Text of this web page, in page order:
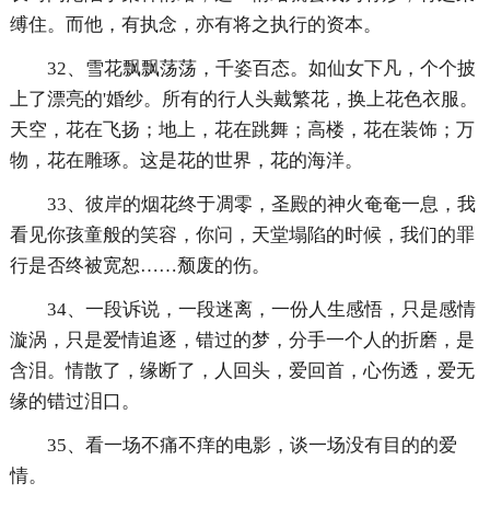
缚住。而他，有执念，亦有将之执行的资本。
32、雪花飘飘荡荡，千姿百态。如仙女下凡，个个披
上了漂亮的'婚纱。所有的行人头戴繁花，换上花色衣服。
天空，花在飞扬；地上，花在跳舞；高楼，花在装饰；万
物，花在雕琢。这是花的世界，花的海洋。
33、彼岸的烟花终于凋零，圣殿的神火奄奄一息，我
看见你孩童般的笑容，你问，天堂塌陷的时候，我们的罪
行是否终被宽恕……颓废的伤。
34、一段诉说，一段迷离，一份人生感悟，只是感情
漩涡，只是爱情追逐，错过的梦，分手一个人的折磨，是
含泪。情散了，缘断了，人回头，爱回首，心伤透，爱无
缘的错过泪口。
35、看一场不痛不痒的电影，谈一场没有目的的爱
情。